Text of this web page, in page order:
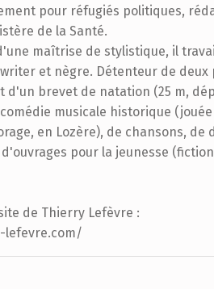
pour réfugiés politiques,
de la Santé.
maîtrise de stylistique, il
et nègre. Détenteur de deux
d'un brevet de natation (25 m,
musicale historique
en Lozère), de chansons, de
pour la jeunesse
de Thierry Lefèvre :
lefevre.com/